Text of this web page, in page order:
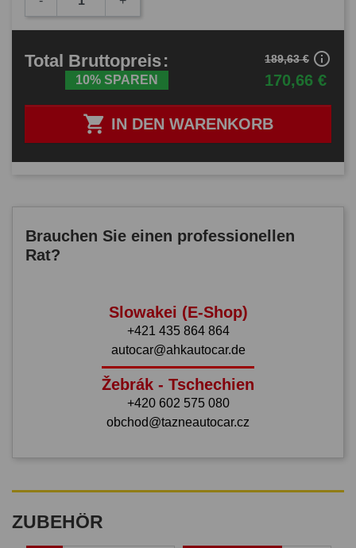
 IN DEN WARENKORB
Total Bruttopreis:
10% SPAREN 170,66 €
189,63 € info_outline
Brauchen Sie einen professionellen
Rat?
Slowakei (E-Shop)
+421 435 864 864
autocar@ahkautocar.de
Žebrák - Tschechien
+420 602 575 080
obchod@tazneautocar.cz
ZUBEHÖR